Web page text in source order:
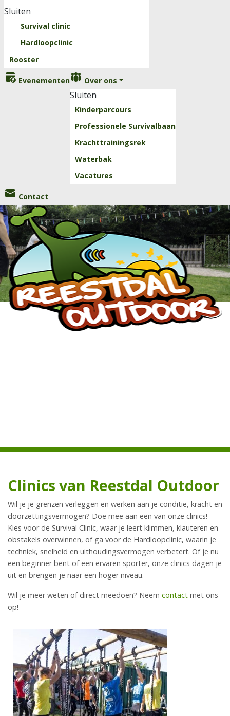
Sluiten
Survival clinic
Hardloopclinic
Rooster
Evenementen Over ons
Sluiten
Kinderparcours
Professionele Survivalbaan
Krachttrainingsrek
Waterbak
Vacatures
Contact
Clinics van Reestdal Outdoor
Wil je je grenzen verleggen en werken aan je conditie, kracht en
doorzettingsvermogen? Doe mee aan een van onze clinics!
Kies voor de Survival Clinic, waar je leert klimmen, klauteren en
obstakels overwinnen, of ga voor de Hardloopclinic, waarin je
techniek, snelheid en uithoudingsvermogen verbetert. Of je nu
een beginner bent of een ervaren sporter, onze clinics dagen je
uit en brengen je naar een hoger niveau.
Wil je meer weten of direct meedoen? Neem contact met ons
op!